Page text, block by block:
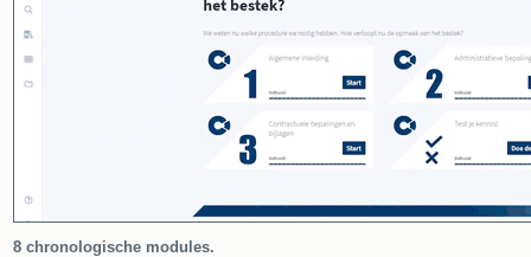
8 chronologische modules.